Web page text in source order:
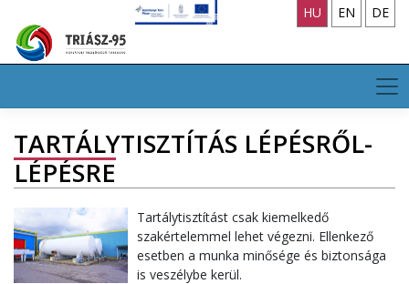
content
HU EN DE
TARTÁLYTISZTÍTÁS LÉPÉSRŐL-
LÉPÉSRE
Tartálytisztítást csak kiemelkedő
szakértelemmel lehet végezni. Ellenkező
esetben a munka minősége és biztonsága
is veszélybe kerül.